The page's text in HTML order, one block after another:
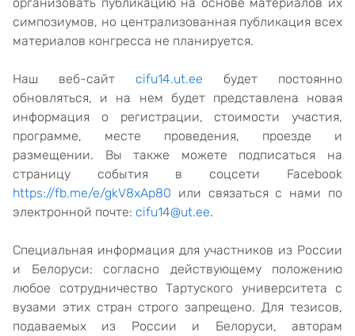
симпозиумов, но централизованная публикация всех
материалов конгресса не планируется.
Наш веб-сайт cifu14.ut.ee будет постоянно
обновляться, и на нем будет представлена новая
информация о регистрации, стоимости участия,
программе, месте проведения, проезде и
размещении. Вы также можете подписаться на
страницу события в соцсети Facebook
https://fb.me/e/gkV8xAp80 или связаться с нами по
электронной почте: cifu14@ut.ee.
Специальная информация для участников из России
и Белоруси: согласно действующему положению
любое сотрудничество Тартуского университета с
вузами этих стран строго запрещено. Для тезисов,
подаваемых из России и Белоруси, авторам